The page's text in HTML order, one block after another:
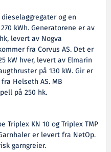
og en
kWh. Generatorene er av
levert av Nogva
fra Corvus AS. Det er
kW hver, levert av Elmarin
på 130 kW. Gir er
Helseth AS. MB
på 250 hk.
Triplex KN 10 og Triplex TMP
er levert fra NetOp.
garngreier.